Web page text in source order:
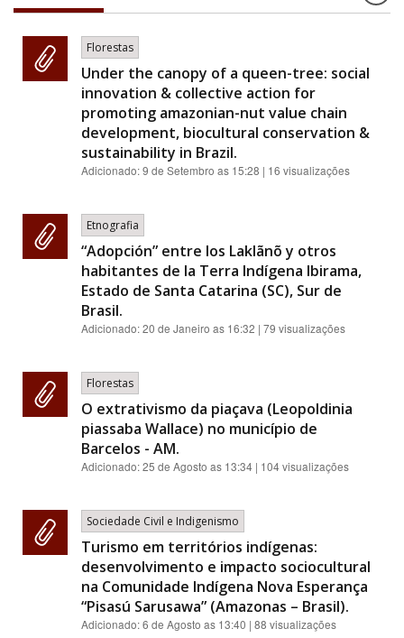
Florestas
Under the canopy of a queen-tree: social
innovation & collective action for
promoting amazonian-nut value chain
development, biocultural conservation &
sustainability in Brazil.
Adicionado:9 de Setembro as 15:28 | 16 visualizações
Etnografia
“Adopción” entre los Laklãnõ y otros
habitantes de la Terra Indígena Ibirama,
Estado de Santa Catarina (SC), Sur de
Brasil.
Adicionado:20 de Janeiro as 16:32 | 79 visualizações
Florestas
O extrativismo da piaçava (Leopoldinia
piassaba Wallace) no município de
Barcelos - AM.
Adicionado:25 de Agosto as 13:34 | 104 visualizações
Sociedade Civil e Indigenismo
Turismo em territórios indígenas:
desenvolvimento e impacto sociocultural
na Comunidade Indígena Nova Esperança
“Pisasú Sarusawa” (Amazonas – Brasil).
Adicionado:6 de Agosto as 13:40 | 88 visualizações